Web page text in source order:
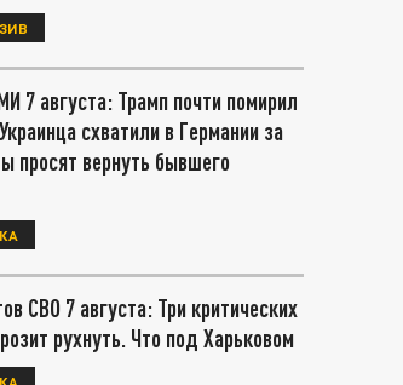
7 августа: Трамп почти помирил
схватили в Германии за
просят вернуть бывшего
СВО 7 августа: Три критических
рухнуть. Что под Харьковом